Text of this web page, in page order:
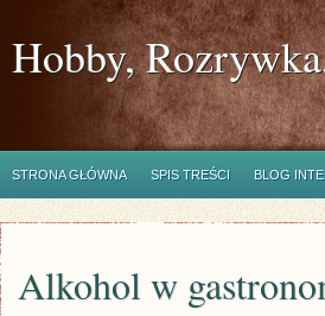
Hobby,
STRONA GŁÓWNA SPIS TREŚCI BLOG
Alkohol w